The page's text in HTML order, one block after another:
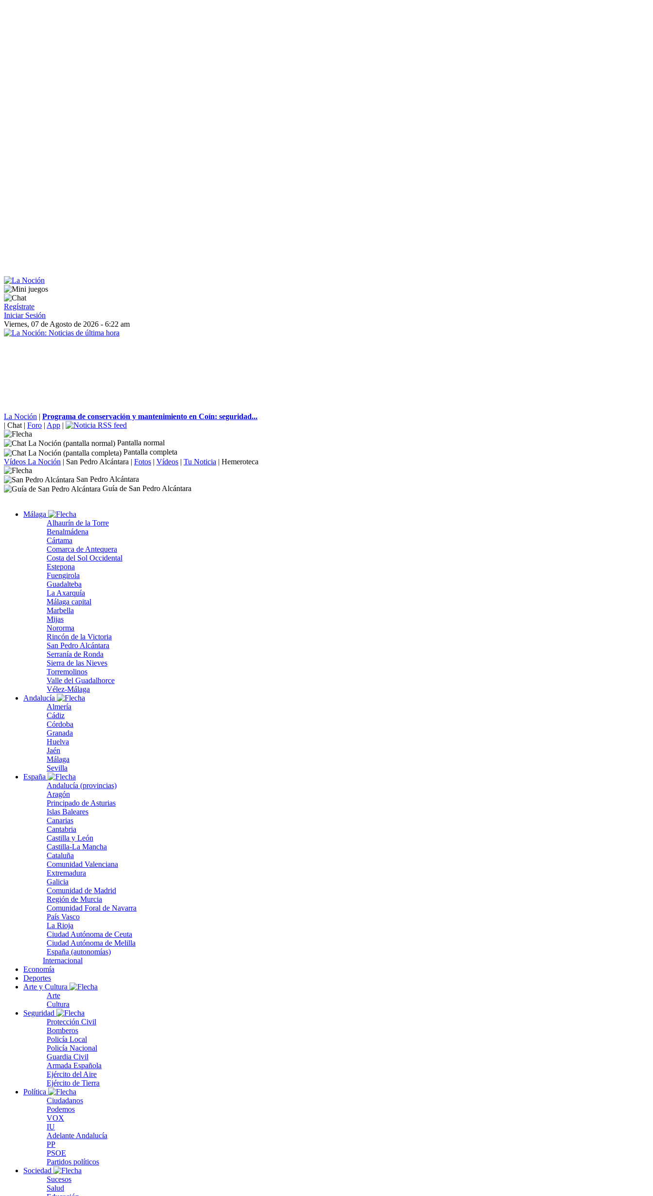
Regístrate
Iniciar Sesión
Viernes, 07 de Agosto de 2026 - 6:22 am
La Noción | Programa de conservación y mantenimiento en Coín: seguridad...
| Chat | Foro | App |
Pantalla normal
Pantalla completa
Vídeos La Noción | San Pedro Alcántara | Fotos | Vídeos | Tu Noticia | Hemeroteca
San Pedro Alcántara
Guía de San Pedro Alcántara
Málaga
Alhaurín de la Torre
Benalmádena
Cártama
Comarca de Antequera
Costa del Sol Occidental
Estepona
Fuengirola
Guadalteba
La Axarquía
Málaga capital
Marbella
Mijas
Nororma
Rincón de la Victoria
San Pedro Alcántara
Serranía de Ronda
Sierra de las Nieves
Torremolinos
Valle del Guadalhorce
Vélez-Málaga
Andalucía
Almería
Cádiz
Córdoba
Granada
Huelva
Jaén
Málaga
Sevilla
España
Andalucía (provincias)
Aragón
Principado de Asturias
Islas Baleares
Canarias
Cantabria
Castilla y León
Castilla-La Mancha
Cataluña
Comunidad Valenciana
Extremadura
Galicia
Comunidad de Madrid
Región de Murcia
Comunidad Foral de Navarra
País Vasco
La Rioja
Ciudad Autónoma de Ceuta
Ciudad Autónoma de Melilla
España (autonomías)
Internacional
Economía
Deportes
Arte y Cultura
Arte
Cultura
Seguridad
Protección Civil
Bomberos
Policía Local
Policía Nacional
Guardia Civil
Armada Española
Ejército del Aire
Ejército de Tierra
Política
Ciudadanos
Podemos
VOX
IU
Adelante Andalucía
PP
PSOE
Partidos políticos
Sociedad
Sucesos
Salud